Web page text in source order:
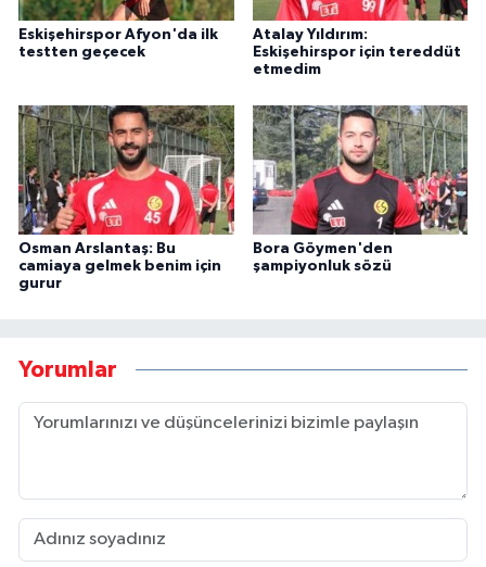
Eskişehirspor Afyon'da ilk
testten geçecek
Atalay Yıldırım:
Eskişehirspor için tereddüt
etmedim
Osman Arslantaş: Bu
camiaya gelmek benim için
gurur
Bora Göymen'den
şampiyonluk sözü
Yorumlar